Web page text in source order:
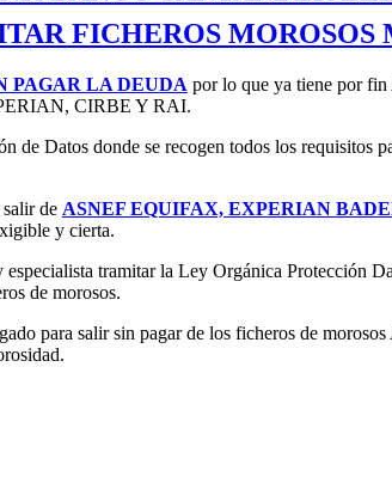
FICHEROS MOROSOS
PAGAR LA DEUDA por lo que ya tiene por fin
CIRBE Y RAI.
Datos donde se recogen todos los requisitos
de ASNEF EQUIFAX, EXPERIAN
y cierta.
tramitar la Ley Orgánica Protección
de morosos.
para salir sin pagar de los ficheros de